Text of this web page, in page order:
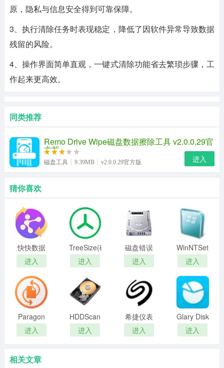
原，隐私与信息安全得到可靠保障。
3、执行清除任务时表现稳定，降低了因软件异常导致数据
残留的风险。
4、操作界面简单直观，一键式清除功能省去繁琐步骤，工
作起来更高效。
同类推荐
Remo Drive Wipe磁盘数据擦除工具 v2.0.0.29官
方版
磁盘工具 9.39MB v2.0.0.29官方版 进入
猜你喜欢
快快数据
恢复大师
进入
TreeSize(磁
盘空间分
析管理工
具)
进入
磁盘错误
扫描修复
大师
进入
WinNTSetup
绿色便携
版
进入
Paragon
Hard Disk
Manager17
进入
HDDScan
硬盘坏道
检测工具
进入
希捷仪表
板智能备
份软件
进入
Glary Disk
Explorer
中文版
进入
相关文章